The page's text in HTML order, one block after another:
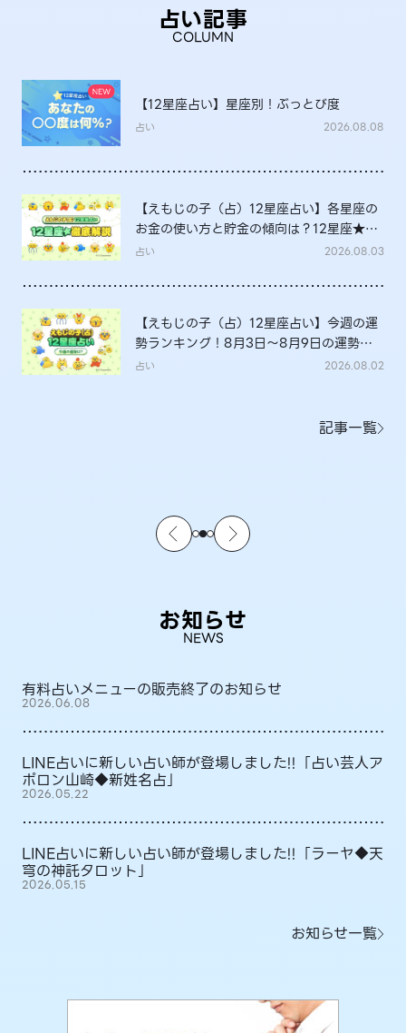
占い記事
COLUMN
【12星座占い】星座別！ぶっとび度
占い 2026.08.08
【えもじの子（占）12星座占い】各星座の
お金の使い方と貯金の傾向は？12星座★徹
底解説
占い 2026.08.03
【えもじの子（占）12星座占い】今週の運
勢ランキング！8月3日～8月9日の運勢
は？
占い 2026.08.02
記事一覧
お知らせ
NEWS
有料占いメニューの販売終了のお知らせ
2026.06.08
LINE占いに新しい占い師が登場しました!!「占い芸人ア
ポロン山崎◆新姓名占」
2026.05.22
LINE占いに新しい占い師が登場しました!!「ラーヤ◆天
穹の神託タロット」
2026.05.15
お知らせ一覧